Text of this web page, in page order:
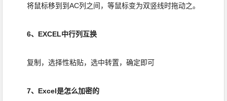
将鼠标移到到AC列之间，等鼠标变为双竖线时拖动之。
6、EXCEL中行列互换
复制，选择性粘贴，选中转置，确定即可
7、Excel是怎么加密的